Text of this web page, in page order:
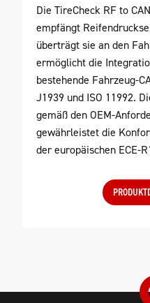
Die TireCheck RF to
empfängt
überträgt sie an den
ermöglicht die
bestehende Fahrzeug-
J1939 und ISO 11992.
gemäß den OEM-
gewährleistet die
der europäischen ECE-